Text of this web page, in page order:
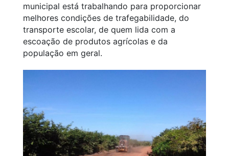
municipal está trabalhando para proporcionar
melhores condições de trafegabilidade, do
transporte escolar, de quem lida com a
escoação de produtos agrícolas e da
população em geral.